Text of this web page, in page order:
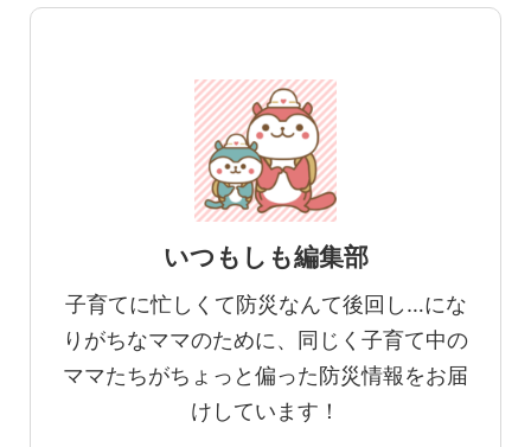
いつもしも編集部
子育てに忙しくて防災なんて後回し…にな
りがちなママのために、同じく子育て中の
ママたちがちょっと偏った防災情報をお届
けしています！